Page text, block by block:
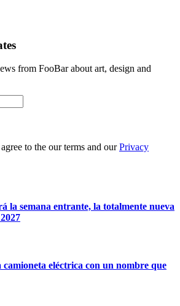
from FooBar about art, design and
to the our terms and ourPrivacy
la semana entrante, la totalmente nueva
eléctrica con un nombre que